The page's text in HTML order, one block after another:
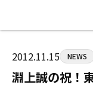
HOME
ジムについ
トレーニ
2012.11.15 NEWS
淵上誠の祝！